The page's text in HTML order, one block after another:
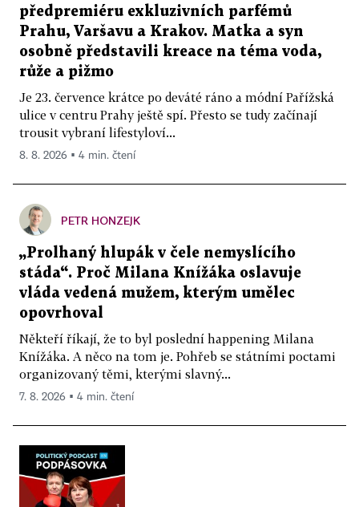
předpremiéru exkluzivních parfémů
Prahu, Varšavu a Krakov. Matka a syn
osobně představili kreace na téma voda,
růže a pižmo
Je 23. července krátce po deváté ráno a módní Pařížská
ulice v centru Prahy ještě spí. Přesto se tudy začínají
trousit vybraní lifestyloví...
8. 8. 2026 ▪ 4 min. čtení
PETR HONZEJK
„Prolhaný hlupák v čele nemyslícího
stáda“. Proč Milana Knížáka oslavuje
vláda vedená mužem, kterým umělec
opovrhoval
Někteří říkají, že to byl poslední happening Milana
Knížáka. A něco na tom je. Pohřeb se státními poctami
organizovaný těmi, kterými slavný...
7. 8. 2026 ▪ 4 min. čtení